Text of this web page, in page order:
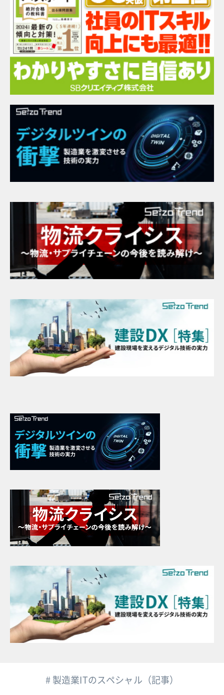
# 製造業ITのスペシャル（記事）